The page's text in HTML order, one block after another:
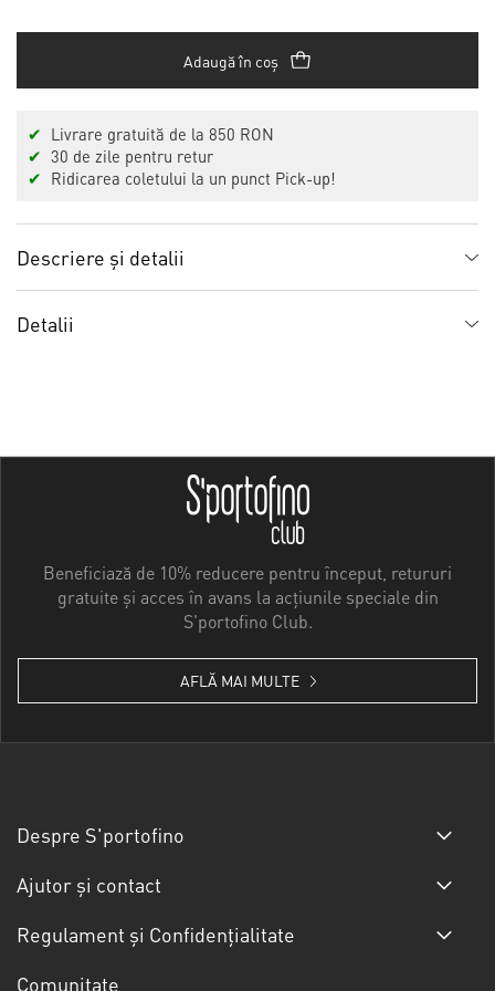
Adaugă în coș
✔
Livrare gratuită de la 850 RON
✔ 30 de zile pentru retur
✔
Ridicarea coletului la un punct Pick-up!
Descriere și detalii
Detalii
Beneficiază de 10% reducere pentru început, retururi
gratuite și acces în avans la acțiunile speciale din
S'portofino Club.
AFLĂ MAI MULTE
Despre S'portofino
Ajutor și contact
Regulament și Confidențialitate
Comunitate